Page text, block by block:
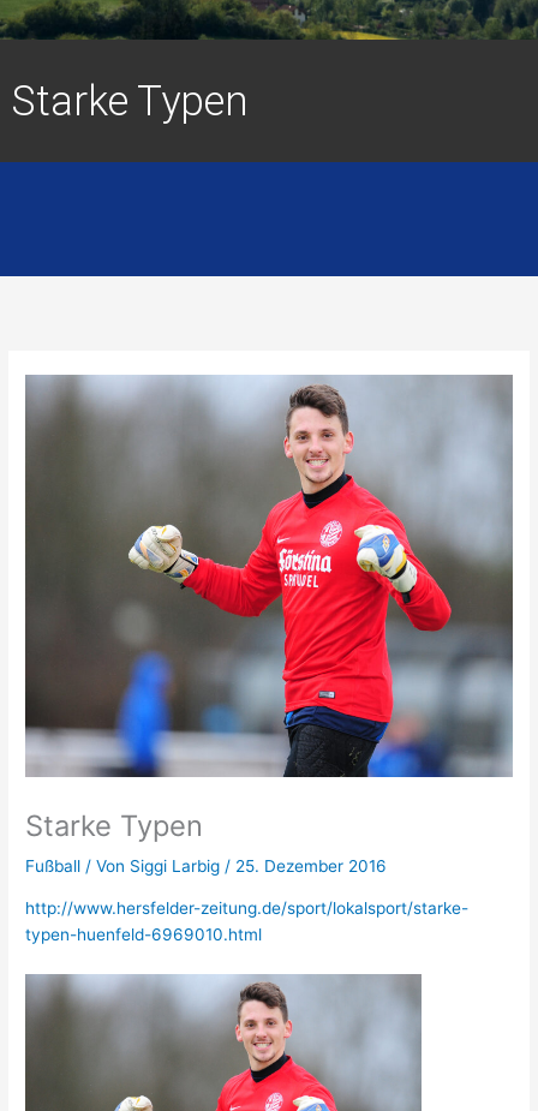
Starke Typen
Starke Typen
Fußball / Von Siggi Larbig / 25. Dezember 2016
http://www.hersfelder-zeitung.de/sport/lokalsport/starke-
typen-huenfeld-6969010.html